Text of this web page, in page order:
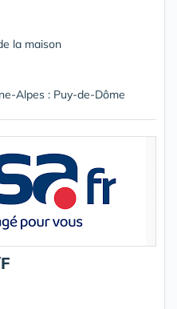
la maison
Alpes : Puy-de-Dôme